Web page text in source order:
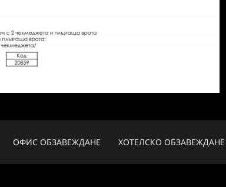
ОФИС ОБЗАВЕЖДАНЕ ХОТЕЛСКО ОБЗАВЕЖДАНЕ